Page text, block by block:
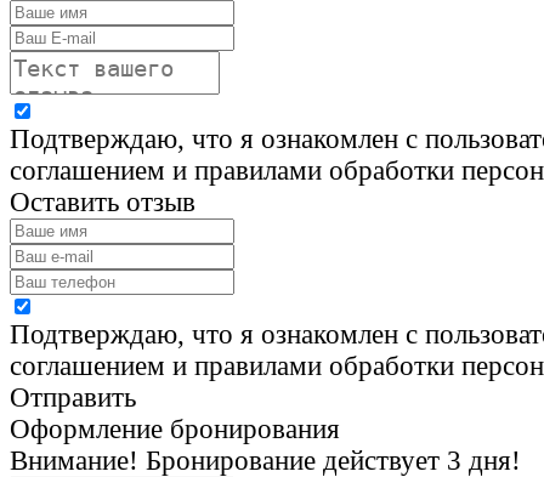
Подтверждаю, что я ознакомлен с
соглашением и правилами обработки
Оставить отзыв
Подтверждаю, что я ознакомлен с
соглашением и правилами обработки
Отправить
Оформление бронирования
Внимание! Бронирование действует 3 дня!